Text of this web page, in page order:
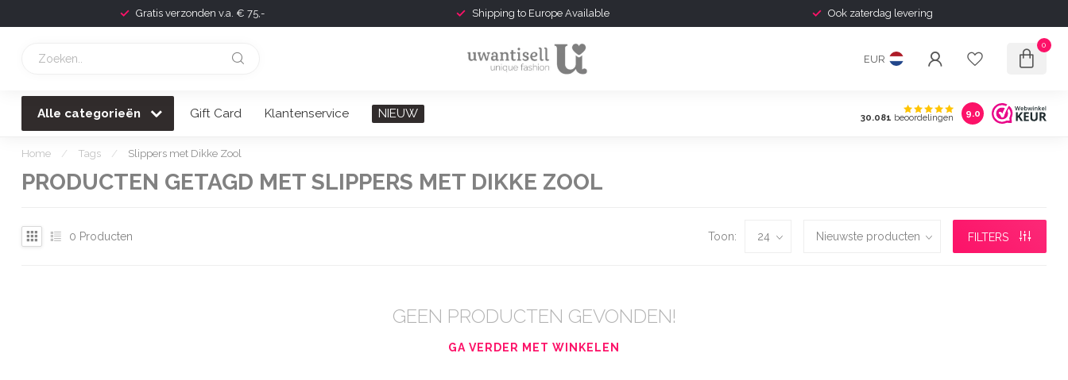
Gratis verzonden v.a. € 75,- Shipping to Europe Available Ook zaterdag levering
EUR
0
Alle categorieën Gift Card Klantenservice NIEUW 30.081 beoordelingen 9.0
Home / Tags / Slippers met Dikke Zool
PRODUCTEN GETAGD MET SLIPPERS MET DIKKE ZOOL
0 Producten Toon: FILTERS
GEEN PRODUCTEN GEVONDEN!
GA VERDER MET WINKELEN